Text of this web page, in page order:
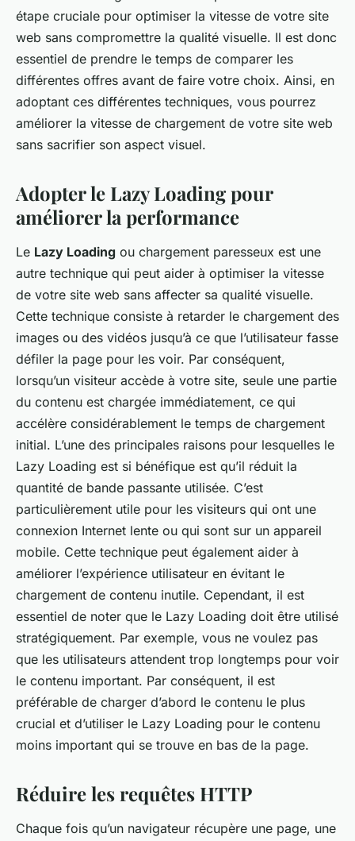
étape cruciale pour optimiser la vitesse de votre site
web sans compromettre la qualité visuelle. Il est donc
essentiel de prendre le temps de comparer les
différentes offres avant de faire votre choix. Ainsi, en
adoptant ces différentes techniques, vous pourrez
améliorer la vitesse de chargement de votre site web
sans sacrifier son aspect visuel.
Adopter le Lazy Loading pour
améliorer la performance
Le Lazy Loading ou chargement paresseux est une
autre technique qui peut aider à optimiser la vitesse
de votre site web sans affecter sa qualité visuelle.
Cette technique consiste à retarder le chargement des
images ou des vidéos jusqu’à ce que l’utilisateur fasse
défiler la page pour les voir. Par conséquent,
lorsqu’un visiteur accède à votre site, seule une partie
du contenu est chargée immédiatement, ce qui
accélère considérablement le temps de chargement
initial. L’une des principales raisons pour lesquelles le
Lazy Loading est si bénéfique est qu’il réduit la
quantité de bande passante utilisée. C’est
particulièrement utile pour les visiteurs qui ont une
connexion Internet lente ou qui sont sur un appareil
mobile. Cette technique peut également aider à
améliorer l’expérience utilisateur en évitant le
chargement de contenu inutile. Cependant, il est
essentiel de noter que le Lazy Loading doit être utilisé
stratégiquement. Par exemple, vous ne voulez pas
que les utilisateurs attendent trop longtemps pour voir
le contenu important. Par conséquent, il est
préférable de charger d’abord le contenu le plus
crucial et d’utiliser le Lazy Loading pour le contenu
moins important qui se trouve en bas de la page.
Réduire les requêtes HTTP
Chaque fois qu’un navigateur récupère une page, une